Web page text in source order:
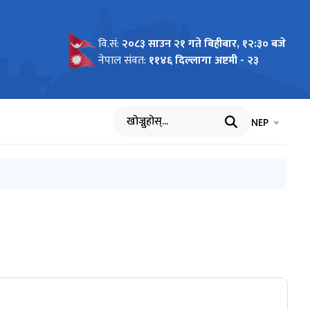
वि.सं: २०८३ साउन २१ गते बिहीबार, १२:३० बजे
नेपाल संवत: ११४६ दिल्लागा अष्टमी - २३
खोज्नुहोस् भाषा चयन
NEP